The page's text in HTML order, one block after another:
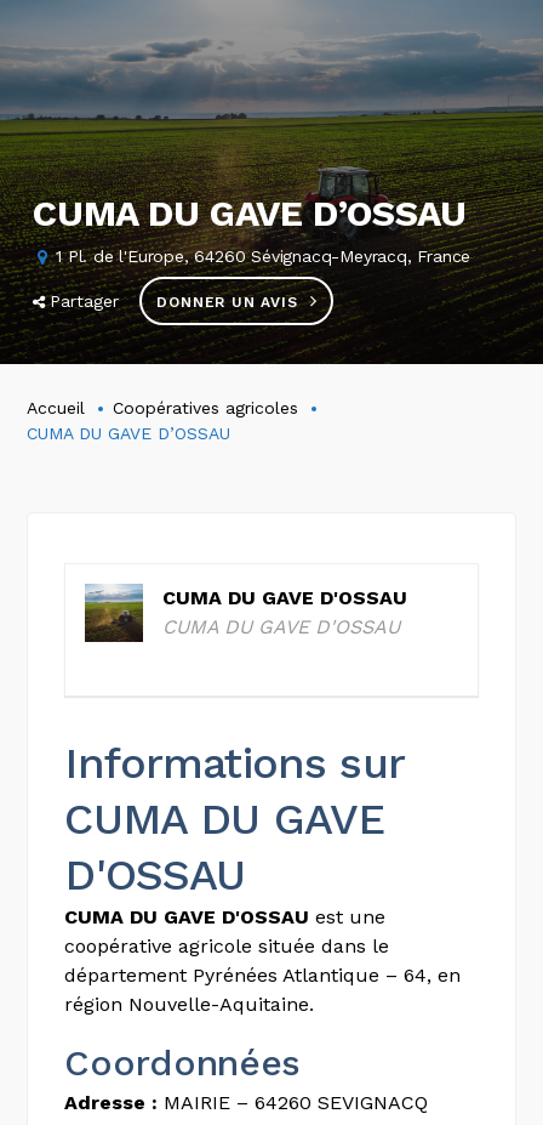
CUMA DU GAVE D’OSSAU
1 Pl. de l'Europe, 64260 Sévignacq-Meyracq, France
Partager DONNER UN AVIS
Accueil
Coopératives agricoles
CUMA DU GAVE D’OSSAU
CUMA DU GAVE D'OSSAU
CUMA DU GAVE D'OSSAU
Informations sur
CUMA DU GAVE
D'OSSAU
CUMA DU GAVE D'OSSAU est une
coopérative agricole située dans le
département Pyrénées Atlantique – 64, en
région Nouvelle-Aquitaine.
Coordonnées
Adresse : MAIRIE – 64260 SEVIGNACQ